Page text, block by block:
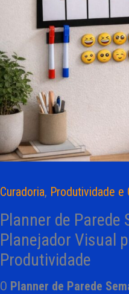
Curadoria, Produtividade e
Planner de Parede
Planejador Visual
Produtividade
O Planner de Parede